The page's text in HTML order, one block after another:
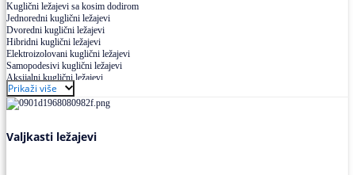
Kuglični ležajevi sa kosim dodirom
Jednoredni kuglični ležajevi
Dvoredni kuglični ležajevi
Hibridni kuglični ležajevi
Elektroizolovani kuglični ležajevi
Samopodesivi kuglični ležajevi
Aksijalni kuglični ležajevi
Kuglični ležajevi od nerđajućeg čelika
Prikaži više
Valjkasti ležajevi